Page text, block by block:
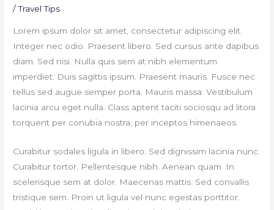
/Travel Tips
Lorem ipsum dolor sit amet, consectetur adipiscing elit.
Integer nec odio. Praesent libero. Sed cursus ante dapibus
diam. Sed nisi. Nulla quis sem at nibh elementum
imperdiet. Duis sagittis ipsum. Praesent mauris. Fusce nec
tellus sed augue semper porta. Mauris massa. Vestibulum
lacinia arcu eget nulla. Class aptent taciti sociosqu ad litora
torquent per conubia nostra, per inceptos himenaeos.
Curabitur sodales ligula in libero. Sed dignissim lacinia nunc.
Curabitur tortor. Pellentesque nibh. Aenean quam. In
scelerisque sem at dolor. Maecenas mattis. Sed convallis
tristique sem. Proin ut ligula vel nunc egestas porttitor.